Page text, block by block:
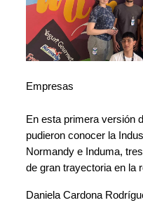
Empresas
En esta primera versión
pudieron conocer la
Normandy e Induma,
de gran trayectoria en la
Daniela Cardona